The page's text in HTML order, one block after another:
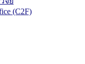
(C2F)